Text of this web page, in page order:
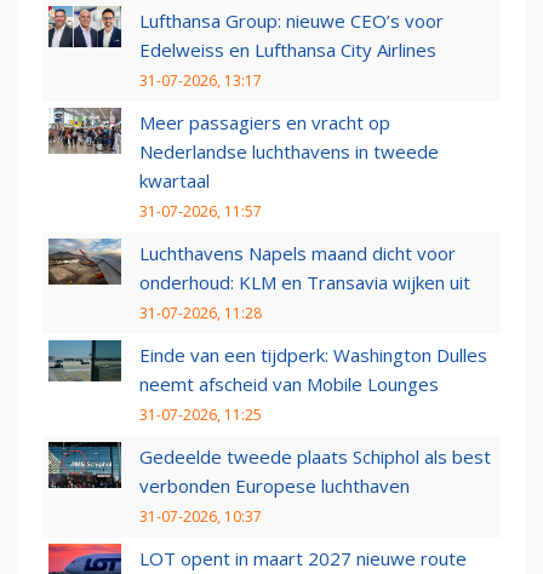
Lufthansa Group: nieuwe CEO’s voor
Edelweiss en Lufthansa City Airlines
31-07-2026, 13:17
Meer passagiers en vracht op
Nederlandse luchthavens in tweede
kwartaal
31-07-2026, 11:57
Luchthavens Napels maand dicht voor
onderhoud: KLM en Transavia wijken uit
31-07-2026, 11:28
Einde van een tijdperk: Washington Dulles
neemt afscheid van Mobile Lounges
31-07-2026, 11:25
Gedeelde tweede plaats Schiphol als best
verbonden Europese luchthaven
31-07-2026, 10:37
LOT opent in maart 2027 nieuwe route